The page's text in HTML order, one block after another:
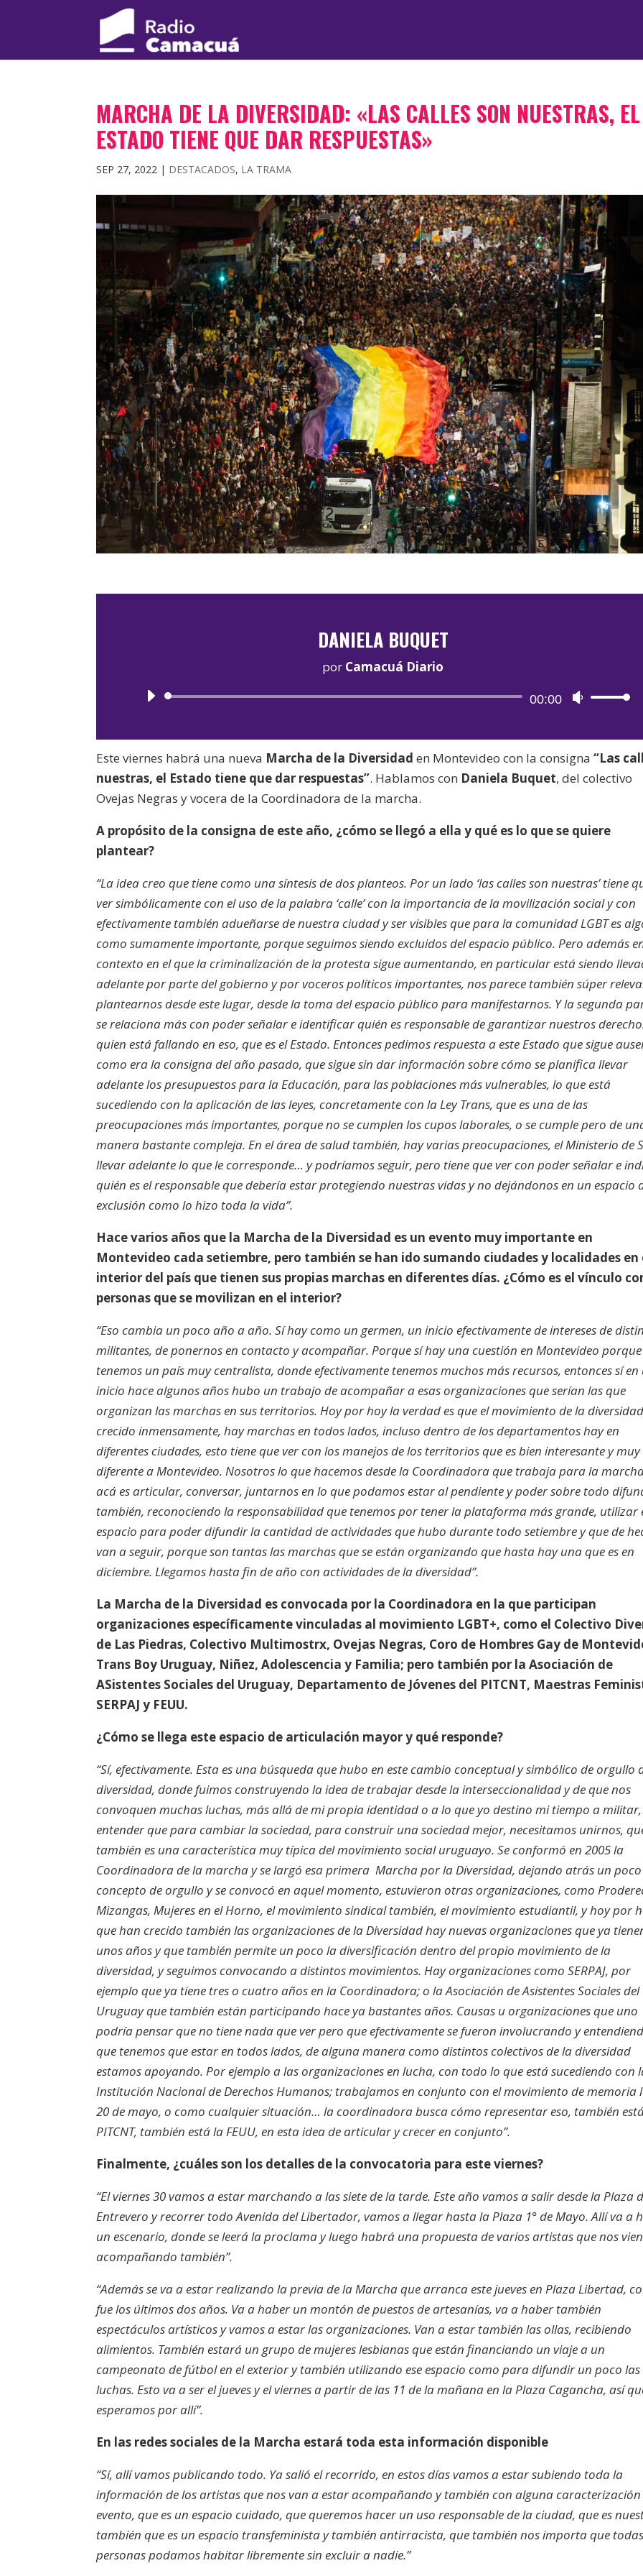
MARCHA DE LA DIVERSIDAD: «LAS CALLES SON NUESTRAS, EL
ESTADO TIENE QUE DAR RESPUESTAS»
SEP 27, 2022 | DESTACADOS, LA TRAMA
DANIELA BUQUET
por Camacuá Diario
Reproductor
audio
00:00
Utiliza
teclas
de
flecha
aumentar
disminuir
el
volumen.
Este viernes habrá una nueva Marcha de la Diversidad en Montevideo con la consigna“Las
nuestras, el Estado tiene que dar respuestas”. Hablamos con Daniela Buquet, del colectivo
Ovejas Negras y vocera de la Coordinadora de la marcha.
A propósito de la consigna de este año, ¿cómo se llegó a ella y qué es lo que se quiere
plantear?
“La idea creo que tiene como una síntesis de dos planteos. Por un lado ‘las calles son nuestras’ tiene
ver simbólicamente con el uso de la palabra ‘calle’ con la importancia de la movilización social y con
efectivamente también adueñarse de nuestra ciudad y ser visibles que para la comunidad LGBT es
como sumamente importante, porque seguimos siendo excluidos del espacio público. Pero además
contexto en el que la criminalización de la protesta sigue aumentando, en particular está siendo
adelante por parte del gobierno y por voceros políticos importantes, nos parece también súper
plantearnos desde este lugar, desde la toma del espacio público para manifestarnos. Y la segunda
se relaciona más con poder señalar e identificar quién es responsable de garantizar nuestros
quien está fallando en eso, que es el Estado. Entonces pedimos respuesta a este Estado que sigue
como era la consigna del año pasado, que sigue sin dar información sobre cómo se planifica llevar
adelante los presupuestos para la Educación, para las poblaciones más vulnerables, lo que está
sucediendo con la aplicación de las leyes, concretamente con la Ley Trans, que es una de las
preocupaciones más importantes, porque no se cumplen los cupos laborales, o se cumple pero de
manera bastante compleja. En el área de salud también, hay varias preocupaciones, el Ministerio de
llevar adelante lo que le corresponde… y podríamos seguir, pero tiene que ver con poder señalar e
quién es el responsable que debería estar protegiendo nuestras vidas y no dejándonos en un espacio
exclusión como lo hizo toda la vida”.
Hace varios años que la Marcha de la Diversidad es un evento muy importante en
Montevideo cada setiembre, pero también se han ido sumando ciudades y localidades en
interior del país que tienen sus propias marchas en diferentes días. ¿Cómo es el vínculo
personas que se movilizan en el interior?
“Eso cambia un poco año a año. Sí hay como un germen, un inicio efectivamente de intereses de
militantes, de ponernos en contacto y acompañar. Porque sí hay una cuestión en Montevideo porque
tenemos un país muy centralista, donde efectivamente tenemos muchos más recursos, entonces sí en
inicio hace algunos años hubo un trabajo de acompañar a esas organizaciones que serían las que
organizan las marchas en sus territorios. Hoy por hoy la verdad es que el movimiento de la
crecido inmensamente, hay marchas en todos lados, incluso dentro de los departamentos hay en
diferentes ciudades, esto tiene que ver con los manejos de los territorios que es bien interesante y muy
diferente a Montevideo. Nosotros lo que hacemos desde la Coordinadora que trabaja para la
acá es articular, conversar, juntarnos en lo que podamos estar al pendiente y poder sobre todo
también, reconociendo la responsabilidad que tenemos por tener la plataforma más grande, utilizar
espacio para poder difundir la cantidad de actividades que hubo durante todo setiembre y que de
van a seguir, porque son tantas las marchas que se están organizando que hasta hay una que es en
diciembre. Llegamos hasta fin de año con actividades de la diversidad”.
La Marcha de la Diversidad es convocada por la Coordinadora en la que participan
organizaciones específicamente vinculadas al movimiento LGBT+, como el Colectivo
de Las Piedras, Colectivo Multimostrx, Ovejas Negras, Coro de Hombres Gay de
Trans Boy Uruguay, Niñez, Adolescencia y Familia; pero también por la Asociación de
ASistentes Sociales del Uruguay, Departamento de Jóvenes del PITCNT, Maestras
SERPAJ y FEUU.
¿Cómo se llega este espacio de articulación mayor y qué responde?
“Sí, efectivamente. Esta es una búsqueda que hubo en este cambio conceptual y simbólico de orgullo
diversidad, donde fuimos construyendo la idea de trabajar desde la interseccionalidad y de que nos
convoquen muchas luchas, más allá de mi propia identidad o a lo que yo destino mi tiempo a militar,
entender que para cambiar la sociedad, para construir una sociedad mejor, necesitamos unirnos,
también es una característica muy típica del movimiento social uruguayo. Se conformó en 2005 la
Coordinadora de la marcha y se largó esa primera Marcha por la Diversidad, dejando atrás un
concepto de orgullo y se convocó en aquel momento, estuvieron otras organizaciones, como
Mizangas, Mujeres en el Horno, el movimiento sindical también, el movimiento estudiantil, y hoy por
que han crecido también las organizaciones de la Diversidad hay nuevas organizaciones que ya
unos años y que también permite un poco la diversificación dentro del propio movimiento de la
diversidad, y seguimos convocando a distintos movimientos. Hay organizaciones como SERPAJ, por
ejemplo que ya tiene tres o cuatro años en la Coordinadora; o la Asociación de Asistentes Sociales del
Uruguay que también están participando hace ya bastantes años. Causas u organizaciones que uno
podría pensar que no tiene nada que ver pero que efectivamente se fueron involucrando y
que tenemos que estar en todos lados, de alguna manera como distintos colectivos de la diversidad
estamos apoyando. Por ejemplo a las organizaciones en lucha, con todo lo que está sucediendo con
Institución Nacional de Derechos Humanos; trabajamos en conjunto con el movimiento de memoria
20 de mayo, o como cualquier situación… la coordinadora busca cómo representar eso, también
PITCNT, también está la FEUU, en esta idea de articular y crecer en conjunto”.
Finalmente, ¿cuáles son los detalles de la convocatoria para este viernes?
“El viernes 30 vamos a estar marchando a las siete de la tarde. Este año vamos a salir desde la Plaza
Entrevero y recorrer todo Avenida del Libertador, vamos a llegar hasta la Plaza 1° de Mayo. Allí va a
un escenario, donde se leerá la proclama y luego habrá una propuesta de varios artistas que nos
acompañando también”.
“Además se va a estar realizando la previa de la Marcha que arranca este jueves en Plaza Libertad,
fue los últimos dos años. Va a haber un montón de puestos de artesanías, va a haber también
espectáculos artísticos y vamos a estar las organizaciones. Van a estar también las ollas, recibiendo
alimientos. También estará un grupo de mujeres lesbianas que están financiando un viaje a un
campeonato de fútbol en el exterior y también utilizando ese espacio como para difundir un poco las
luchas. Esto va a ser el jueves y el viernes a partir de las 11 de la mañana en la Plaza Cagancha, así
esperamos por allí”.
En las redes sociales de la Marcha estará toda esta información disponible
“Sí, allí vamos publicando todo. Ya salió el recorrido, en estos días vamos a estar subiendo toda la
información de los artistas que nos van a estar acompañando y también con alguna
evento, que es un espacio cuidado, que queremos hacer un uso responsable de la ciudad, que es
también que es un espacio transfeminista y también antirracista, que también nos importa que
personas podamos habitar libremente sin excluir a nadie.”